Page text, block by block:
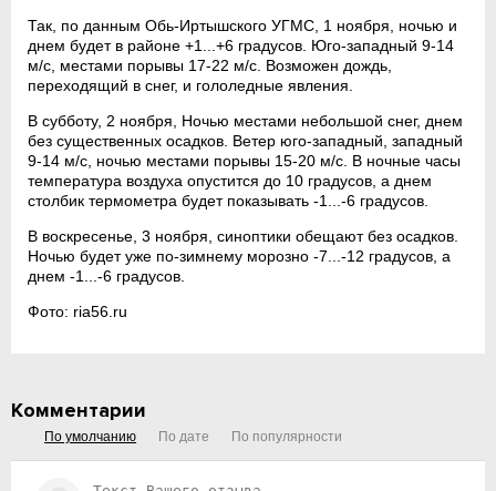
Так, по данным Обь-Иртышского УГМС, 1 ноября, ночью и
днем будет в районе +1...+6 градусов. Юго-западный 9-14
м/с, местами порывы 17-22 м/с. Возможен дождь,
переходящий в снег, и гололедные явления.
В субботу, 2 ноября, Ночью местами небольшой снег, днем
без существенных осадков. Ветер юго-западный, западный
9-14 м/с, ночью местами порывы 15-20 м/с. В ночные часы
температура воздуха опустится до 10 градусов, а днем
столбик термометра будет показывать -1...-6 градусов.
В воскресенье, 3 ноября, синоптики обещают без осадков.
Ночью будет уже по-зимнему морозно -7...-12 градусов, а
днем -1...-6 градусов.
Фото: ria56.ru
Комментарии
По умолчанию По дате По популярности